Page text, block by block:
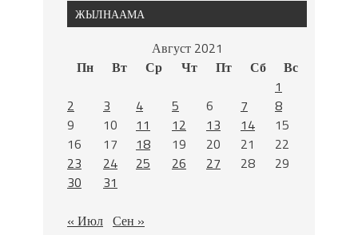
ЖЫЛНААМА
Август 2021
Пн
Вт Ср Чт Пт Сб
Вс
1
2
3 4 5 6 7
8
9
10 11 12 13 14
15
16
17 18 19 20 21
22
23
24 25 26 27 28
29
30
31
« Июл Сен »